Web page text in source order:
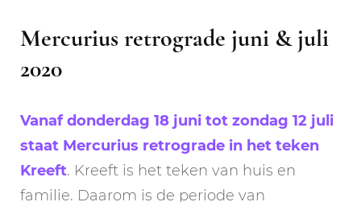
Mercurius retrograde juni & juli
2020
Vanaf donderdag 18 juni tot zondag 12 juli
staat Mercurius retrograde in het teken
Kreeft. Kreeft is het teken van huis en
familie. Daarom is de periode van